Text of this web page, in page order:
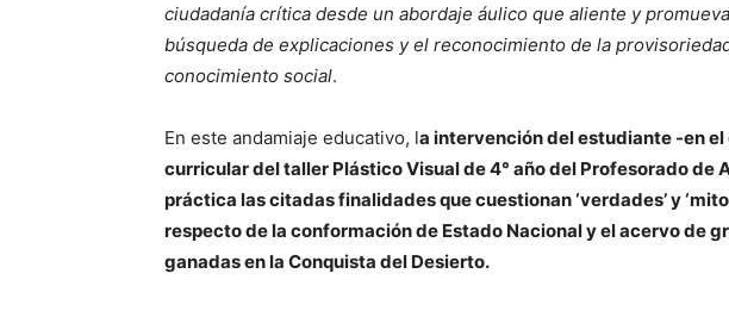
ciudadanía crítica desde un abordaje áulico que aliente y
búsqueda de explicaciones y el reconocimiento de la
conocimiento social.
En este andamiaje educativo, la intervención del estudiante -en
curricular del taller Plástico Visual de 4° año del Profesorado de
práctica las citadas finalidades que cuestionan ‘verdades’ y
respecto de la conformación de Estado Nacional y el acervo de
ganadas en la Conquista del Desierto.